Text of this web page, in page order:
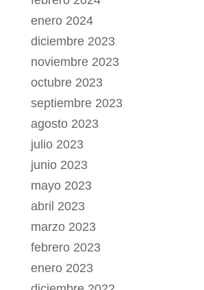
enero 2024
diciembre 2023
noviembre 2023
octubre 2023
septiembre 2023
agosto 2023
julio 2023
junio 2023
mayo 2023
abril 2023
marzo 2023
febrero 2023
enero 2023